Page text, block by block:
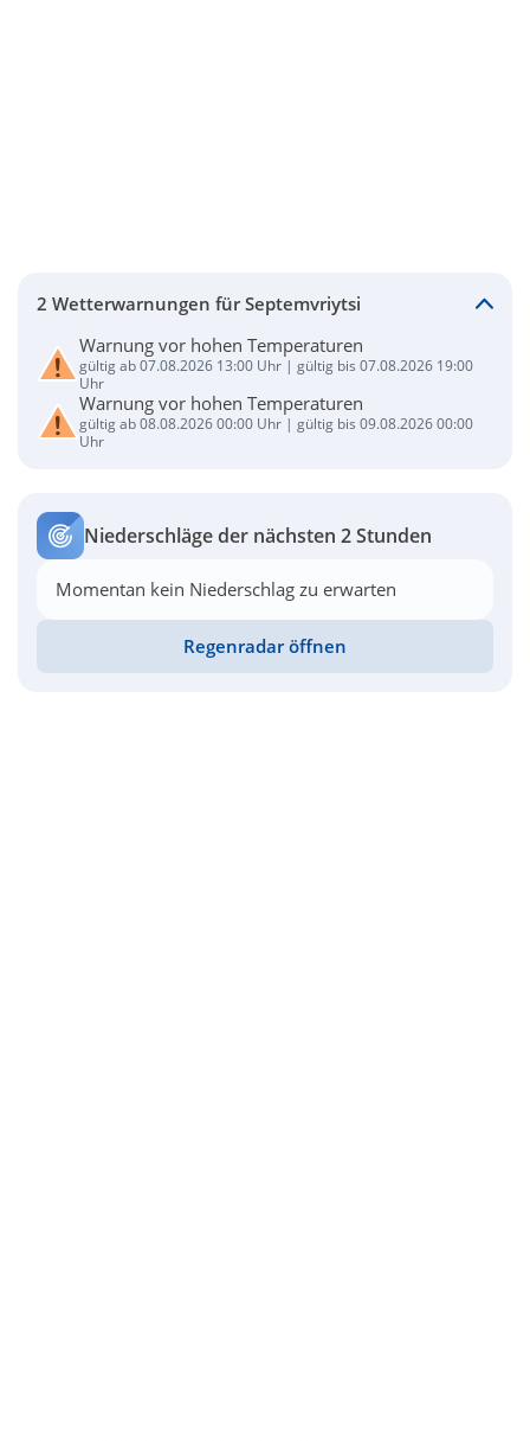
2 Wetterwarnungen für Septemvriytsi
Warnung vor hohen Temperaturen
gültig ab 07.08.2026 13:00 Uhr | gültig bis 07.08.2026 19:00
Uhr
Warnung vor hohen Temperaturen
gültig ab 08.08.2026 00:00 Uhr | gültig bis 09.08.2026 00:00
Uhr
Niederschläge der nächsten 2 Stunden
Momentan kein Niederschlag zu erwarten
Regenradar öffnen